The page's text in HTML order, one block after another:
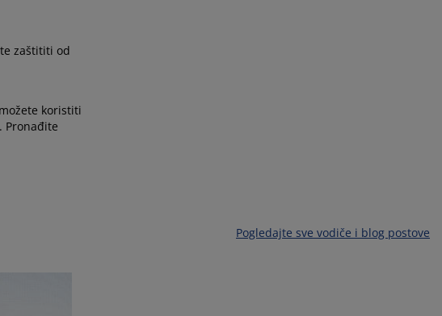
zaštititi od
koristiti
Pronađite
Pogledajte sve vodiče i blog postove